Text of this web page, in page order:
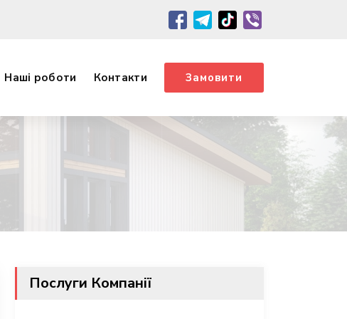
Наші роботи Контакти Замовити
Послуги Компанії